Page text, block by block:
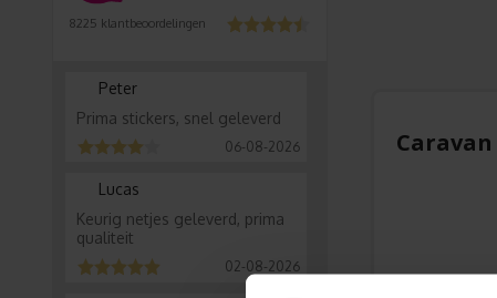
8225 klantbeoordelingen
Peter
Prima stickers, snel geleverd
06-08-2026
Lucas
Keurig netjes geleverd, prima
qualiteit
02-08-2026